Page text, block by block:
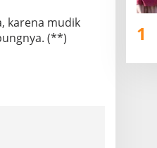
karena mudik
(**)
1